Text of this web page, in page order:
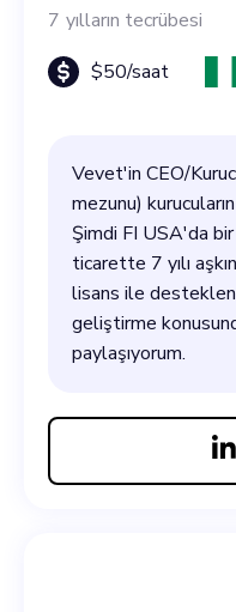
7 yılların tecrübesi
$50/saat
Vevet'in CEO/
mezunu)
Şimdi FI USA'da
ticarette 7 yılı
lisans ile
geliştirme
paylaşıyorum.